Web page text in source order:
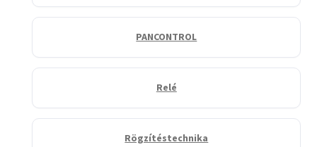
PANCONTROL
Relé
Rögzítéstechnika